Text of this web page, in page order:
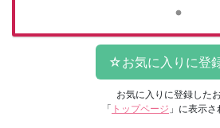
お気に入りに登録した
「 トップページ 」に表示さ